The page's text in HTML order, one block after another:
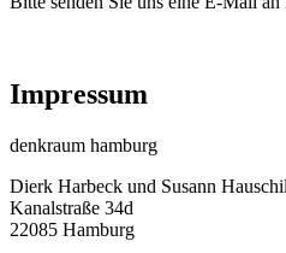
Impressum
denkraum hamburg
Dierk Harbeck und Susann
Kanalstraße 34d
22085 Hamburg